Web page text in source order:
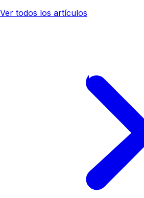
Ver todos los artículos